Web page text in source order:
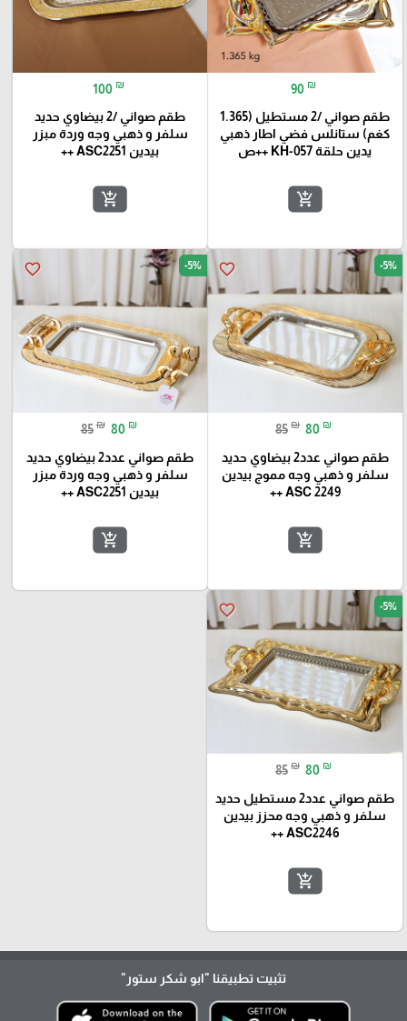
90 ₪
طقم صواني /2 مستطيل (1.365
كغم) ستانلس فضي اطار ذهبي
يدين حلقة KH-057 ++ص
add_shopping_cart
100 ₪
طقم صواني /2 بيضاوي حديد
سلفر و ذهبي وجه وردة مبزر
بيدين ASC2251 ++
add_shopping_cart
favorite_border -5%
85 ₪ 80 ₪
طقم صواني عدد2 بيضاوي حديد
سلفر و ذهبي وجه مموج بيدين
ASC 2249 ++
add_shopping_cart
favorite_border -5%
85 ₪ 80 ₪
طقم صواني عدد2 بيضاوي حديد
سلفر و ذهبي وجه وردة مبزر
بيدين ASC2251 ++
add_shopping_cart
favorite_border -5%
85 ₪ 80 ₪
طقم صواني عدد2 مستطيل حديد
سلفر و ذهبي وجه محزز بيدين
ASC2246 ++
add_shopping_cart
تثبيت تطبيقنا "ابو شكر ستور"